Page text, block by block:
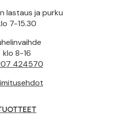
lastaus ja purku
7-15.30
klo 8-16
424570